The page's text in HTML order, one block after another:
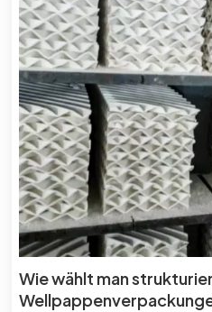
Wie wählt man